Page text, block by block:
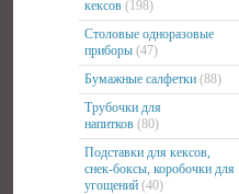
кексов (198)
Столовые одноразовые
приборы (47)
Бумажные салфетки (88)
Трубочки для
напитков (80)
Подставки для кексов,
снек-боксы, коробочки для
угощений (40)